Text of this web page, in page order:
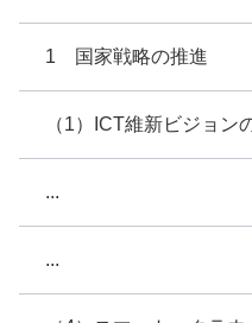
1 国家戦略の推進
（1）ICT維新ビジョン
...
...